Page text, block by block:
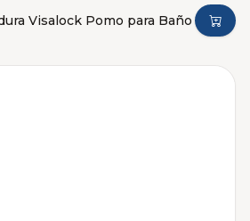
Visalock Pomo para Baño